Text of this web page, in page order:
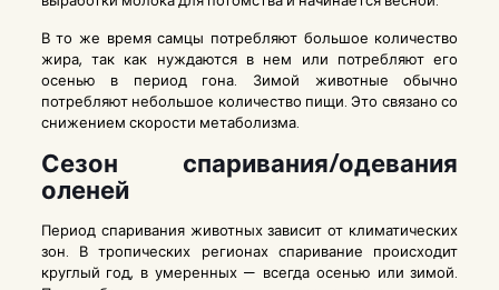
В то же время самцы потребляют большое количество
жира, так как нуждаются в нем или потребляют его
осенью в период гона. Зимой животные обычно
потребляют небольшое количество пищи. Это связано со
снижением скорости метаболизма.
Сезон спаривания/одевания
оленей
Период спаривания животных зависит от климатических
зон. В тропических регионах спаривание происходит
круглый год, в умеренных — всегда осенью или зимой.